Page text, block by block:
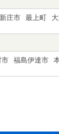
新庄市 最上町
市 福島伊達市